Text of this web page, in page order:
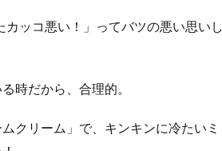
ッコ悪い！」ってバツの悪い思いし
時だから、合理的。
クリーム」で、キンキンに冷たいミ